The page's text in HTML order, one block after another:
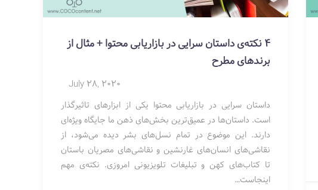
4 نکته‌ی داستان سرایی در بازاریابی محتوا + مثال از
برندهای مطرح
July 28, 2020
داستان سرایی در بازاریابی محتوا یکی از ابزارهای تاثیرگذار
است. داستان‌ها در عمیق‌ترین بخش‌های ذهن ما جایگاه ویژه‌ای
دارند. این موضوع در تمام نسل‌های بشر دیده می‌شود، از
نقاشی‌های انسان‌های غارنشین و نقاشی‌های مصریان باستان
تا کتاب‌های کهن و تبلیغات تلویزیونی امروزی. نکته‌ی مهم
اینجاست…